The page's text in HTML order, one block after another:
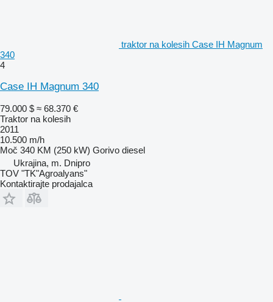
traktor na kolesih Case IH Magnum
340
4
Case IH Magnum 340
79.000 $ ≈ 68.370 €
Traktor na kolesih
2011
10.500 m/h
Moč 340 KM (250 kW) Gorivo diesel
Ukrajina, m. Dnipro
TOV "TK"Agroalyans"
Kontaktirajte prodajalca